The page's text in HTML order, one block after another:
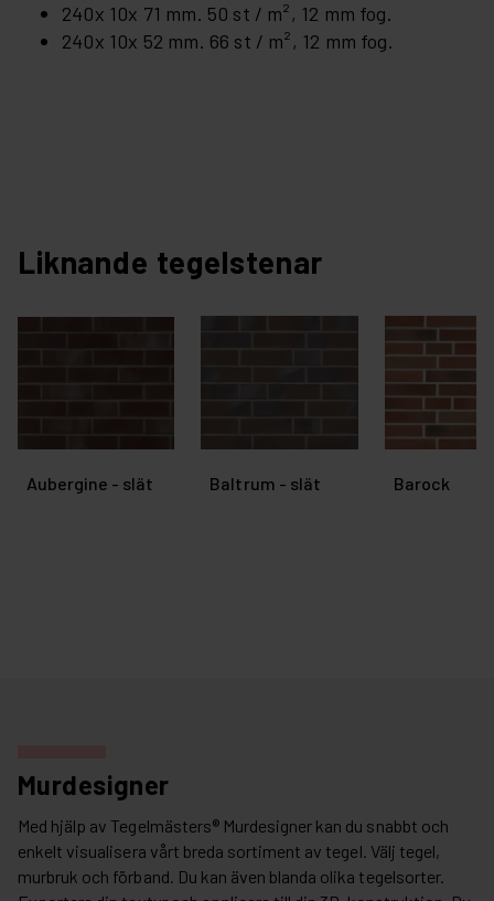
240x 10x 71 mm. 50 st / m², 12 mm fog.
240x 10x 52 mm. 66 st / m², 12 mm fog.
Liknande tegelstenar
Aubergine - slät Baltrum - slät Barock
Murdesigner
Med hjälp av Tegelmästers® Murdesigner kan du snabbt och
enkelt visualisera vårt breda sortiment av tegel. Välj tegel,
murbruk och förband. Du kan även blanda olika tegelsorter.